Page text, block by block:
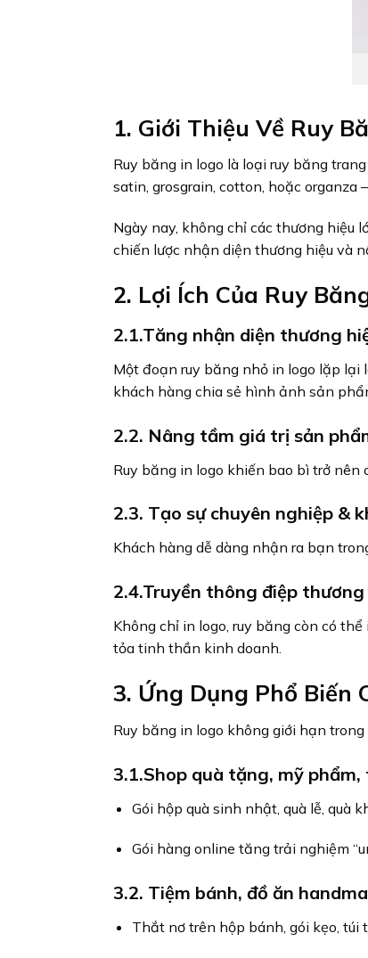
1. Giới Thiệu Về Ruy
Ruy băng in logo là loại ruy băng
satin, grosgrain, cotton, hoặc
Ngày nay, không chỉ các thương hiệu
chiến lược nhận diện thương hiệu và
2. Lợi Ích Của Ruy
2.1.Tăng nhận diện thương
Một đoạn ruy băng nhỏ in logo lặp lại
khách hàng chia sẻ hình ảnh sản
2.2. Nâng tầm giá trị sản
Ruy băng in logo khiến bao bì trở nên
2.3. Tạo sự chuyên nghiệp &
Khách hàng dễ dàng nhận ra bạn
2.4.Truyền thông điệp thương
Không chỉ in logo, ruy băng còn có
tỏa tinh thần kinh doanh.
3. Ứng Dụng Phổ Biến
Ruy băng in logo không giới hạn
3.1.Shop quà tặng, mỹ
Gói hộp quà sinh nhật, quà lễ, quà
Gói hàng online tăng trải nghiệm
3.2. Tiệm bánh, đồ ăn
Thắt nơ trên hộp bánh, gói kẹo, túi